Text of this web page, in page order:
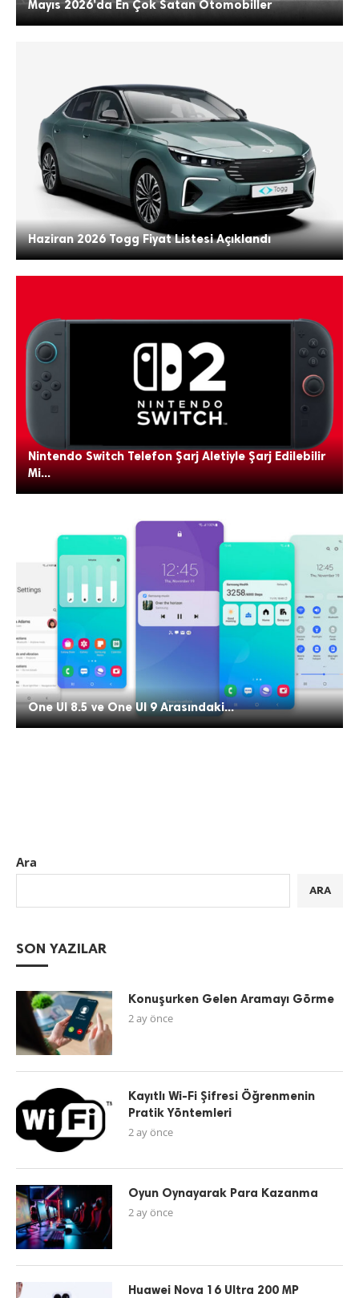
Mayıs 2026’da En Çok Satan Otomobiller
Haziran 2026 Togg Fiyat Listesi Açıklandı
Nintendo Switch Telefon Şarj Aletiyle Şarj Edilebilir
Mi...
One UI 8.5 ve One UI 9 Arasındaki...
Ara
ARA
SON YAZILAR
Konuşurken Gelen Aramayı Görme
2 ay önce
Kayıtlı Wi-Fi Şifresi Öğrenmenin
Pratik Yöntemleri
2 ay önce
Oyun Oynayarak Para Kazanma
2 ay önce
Huawei Nova 16 Ultra 200 MP